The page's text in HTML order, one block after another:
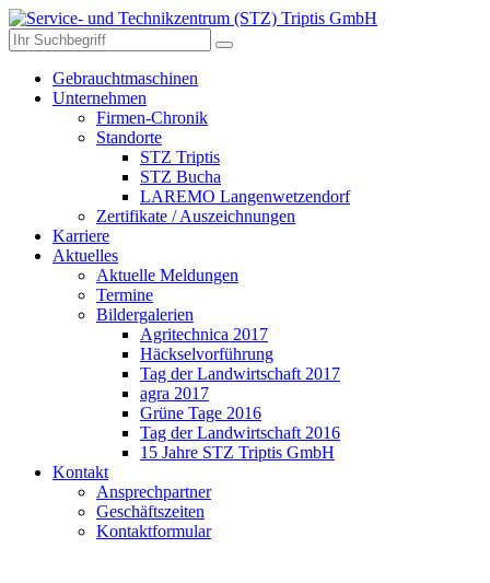
Gebrauchtmaschinen
Unternehmen
Firmen-Chronik
Standorte
STZ Triptis
STZ Bucha
LAREMO Langenwetzendorf
Zertifikate / Auszeichnungen
Karriere
Aktuelles
Aktuelle Meldungen
Termine
Bildergalerien
Agritechnica 2017
Häckselvorführung
Tag der Landwirtschaft 2017
agra 2017
Grüne Tage 2016
Tag der Landwirtschaft 2016
15 Jahre STZ Triptis GmbH
Kontakt
Ansprechpartner
Geschäftszeiten
Kontaktformular